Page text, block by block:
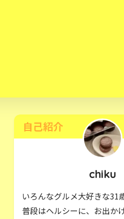
自己紹介
chiku
いろんなグルメ大好きな31
普段はヘルシーに、お出か